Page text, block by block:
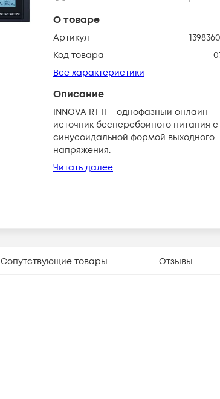
О товаре
Артикул
1398360
Код товара
Все характеристики
Описание
INNOVA RT II – однофазный онлайн
источник бесперебойного питания с
синусоидальной формой выходного
напряжения.
Читать далее
Сопутствующие товары Отзывы